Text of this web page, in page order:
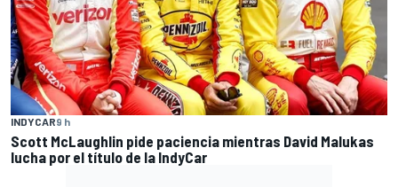
INDYCAR9 h
Scott McLaughlin pide paciencia mientras David Malukas
lucha por el título de la IndyCar